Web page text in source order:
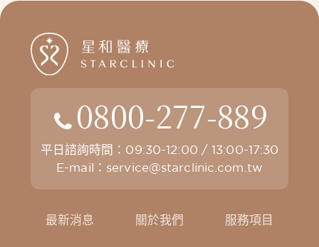
0800-277-889
平日諮詢時間：09:30-12:00 / 13:00-17:30
E-mail： service@starclinic.com.tw
最新消息 關於我們 服務項目